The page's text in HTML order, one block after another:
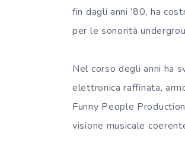
fin dagli anni ’80, ha
per le sonorità
Nel corso degli anni ha
elettronica raffinata,
Funny People
visione musicale